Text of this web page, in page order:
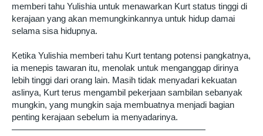
memberi tahu Yulishia untuk menawarkan Kurt status tinggi di
kerajaan yang akan memungkinkannya untuk hidup damai
selama sisa hidupnya.
Ketika Yulishia memberi tahu Kurt tentang potensi pangkatnya,
ia menepis tawaran itu, menolak untuk menganggap dirinya
lebih tinggi dari orang lain. Masih tidak menyadari kekuatan
aslinya, Kurt terus mengambil pekerjaan sambilan sebanyak
mungkin, yang mungkin saja membuatnya menjadi bagian
penting kerajaan sebelum ia menyadarinya.
——————————————————————